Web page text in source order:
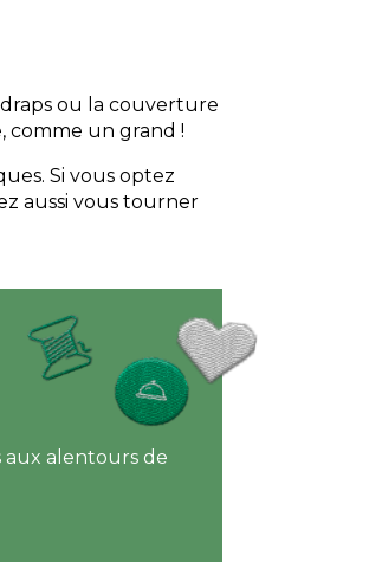
ou la couverture
comme un grand !
Si vous optez
aussi vous tourner
alentours de